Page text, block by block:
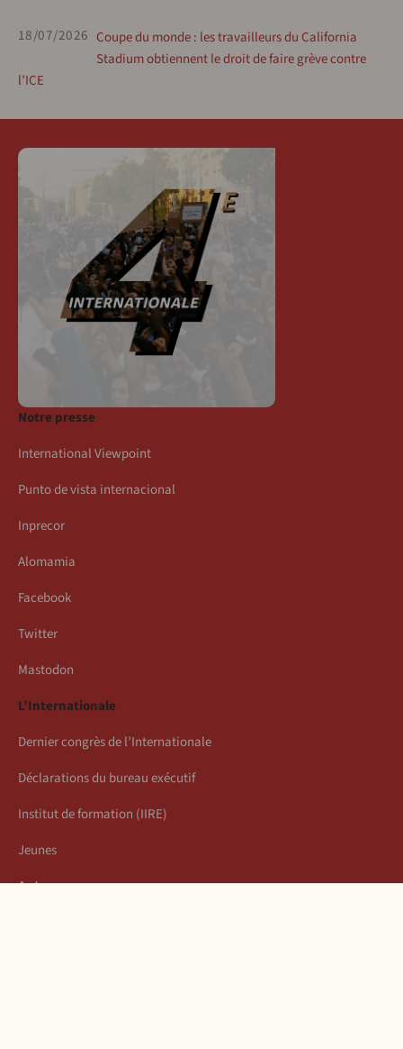
18/07/2026 Coupe du monde : les travailleurs du California
Stadium obtiennent le droit de faire grève contre
l’ICE
Notre presse
International Viewpoint
Punto de vista internacional
Inprecor
Alomamia
Facebook
Twitter
Mastodon
L’Internationale
Dernier congrès de l’Internationale
Déclarations du bureau exécutif
Institut de formation (IIRE)
Jeunes
Auteurs